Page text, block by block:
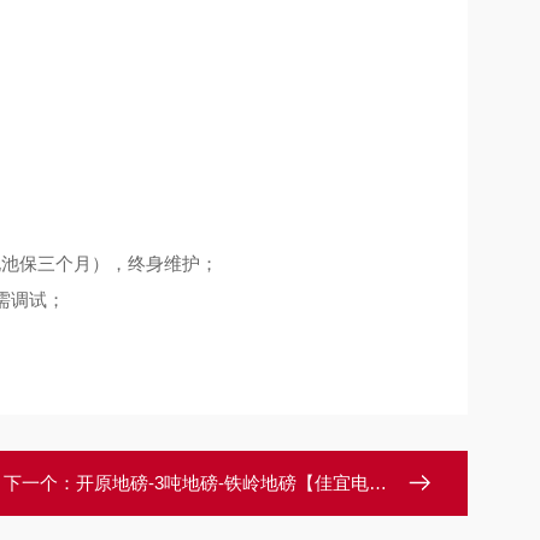
保三个月），终身维护；
试；
下一个： 开原地磅-3吨地磅-铁岭地磅【佳宜电子】